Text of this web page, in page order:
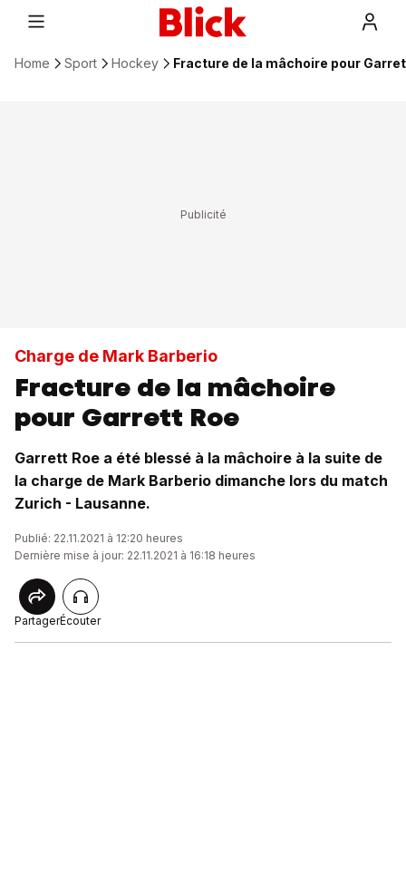
Home Sport Hockey Fracture de la mâchoire pour
Charge de Mark Barberio
Fracture de la mâchoire
pour Garrett Roe
Garrett Roe a été blessé à la mâchoire à la suite de
la charge de Mark Barberio dimanche lors du match
Zurich - Lausanne.
Publié: 22.11.2021 à 12:20 heures
Dernière mise à jour: 22.11.2021 à 16:18 heures
PartagerÉcouter